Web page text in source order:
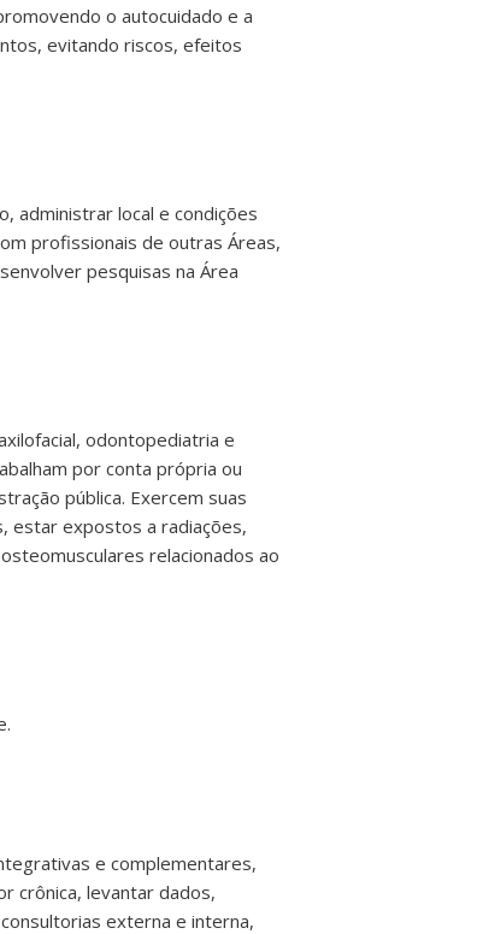
o autocuidado e a
evitando riscos, efeitos
administrar local e condições
profissionais de outras Áreas,
pesquisas na Área
odontopediatria e
por conta própria ou
pública. Exercem suas
estar expostos a radiações,
relacionados ao
e complementares,
crônica, levantar dados,
externa e interna,